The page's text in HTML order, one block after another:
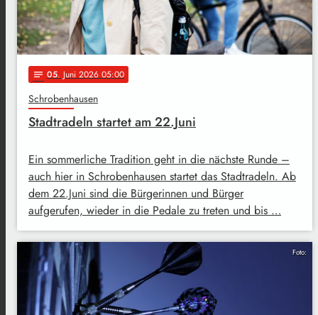
notes 05. Juni 2026 05:00
Schrobenhausen
Stadtradeln startet am 22.Juni
Ein sommerliche Tradition geht in die nächste Runde –
auch hier in Schrobenhausen startet das Stadtradeln. Ab
dem 22.Juni sind die Bürgerinnen und Bürger
aufgerufen, wieder in die Pedale zu treten und bis …
Foto: